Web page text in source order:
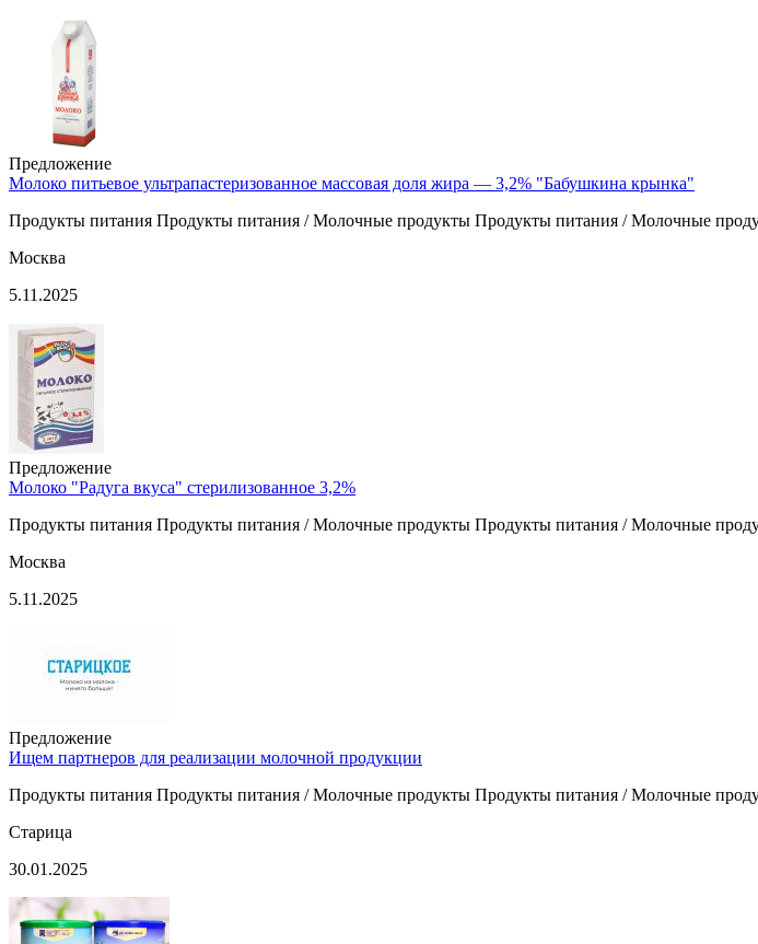
Предложение
Молоко питьевое ультрапастеризованное массовая доля жира — 3,2% "Бабушкина крынка"
Продукты питания Продукты питания / Молочные продукты Продукты питания / Молочные
Москва
5.11.2025
Предложение
Молоко "Радуга вкуса" стерилизованное 3,2%
Продукты питания Продукты питания / Молочные продукты Продукты питания / Молочные
Москва
5.11.2025
Предложение
Ищем партнеров для реализации молочной продукции
Продукты питания Продукты питания / Молочные продукты Продукты питания / Молочные
Старица
30.01.2025